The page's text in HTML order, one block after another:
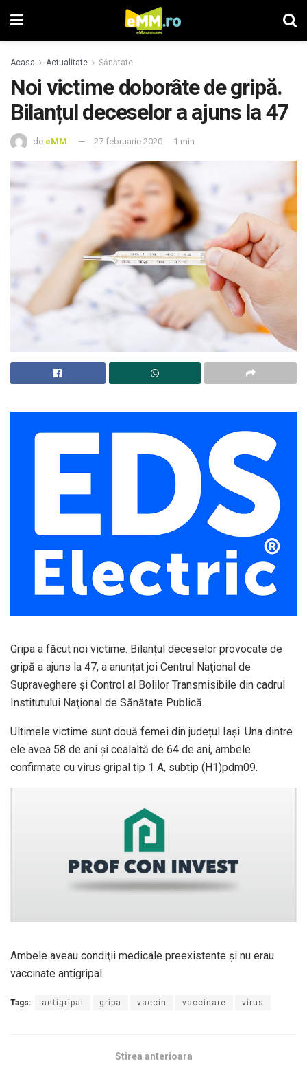
Acasa Actualitate Sănătate
Noi victime doborâte de gripă.
Bilanțul deceselor a ajuns la 47
de eMM 27 februarie 2020 1 min
Gripa a făcut noi victime. Bilanțul deceselor provocate de
gripă a ajuns la 47, a anunțat joi Centrul Naţional de
Supraveghere şi Control al Bolilor Transmisibile din cadrul
Institutului Naţional de Sănătate Publică.
Ultimele victime sunt două femei din județul Iași. Una dintre
ele avea 58 de ani și cealaltă de 64 de ani, ambele
confirmate cu virus gripal tip 1 A, subtip (H1)pdm09.
Ambele aveau condiţii medicale preexistente şi nu erau
vaccinate antigripal.
Tags: antigripal gripa vaccin vaccinare virus
Stirea anterioara